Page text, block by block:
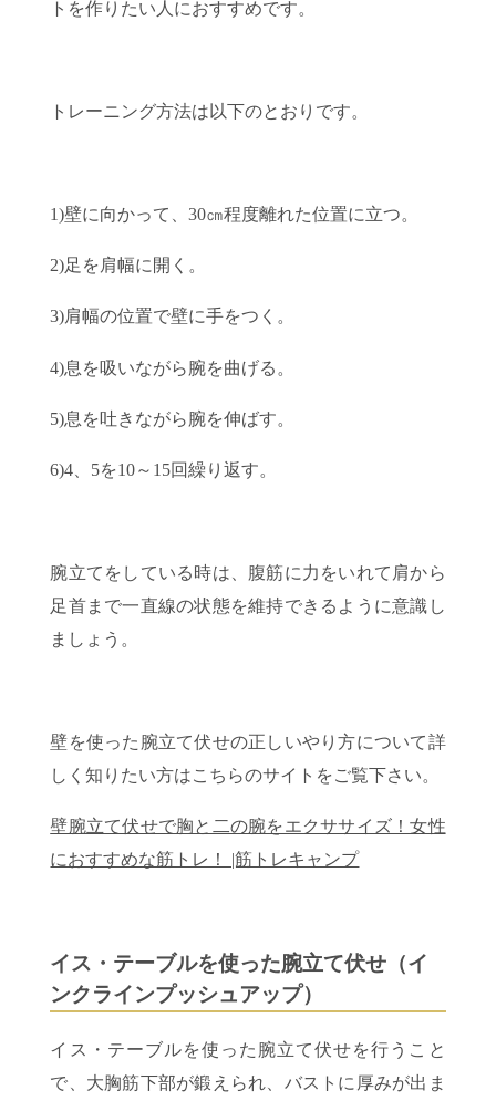
トを作りたい人におすすめです。
トレーニング方法は以下のとおりです。
1)壁に向かって、30㎝程度離れた位置に立つ。
2)足を肩幅に開く。
3)肩幅の位置で壁に手をつく。
4)息を吸いながら腕を曲げる。
5)息を吐きながら腕を伸ばす。
6)4、5を10～15回繰り返す。
腕立てをしている時は、腹筋に力をいれて肩から
足首まで一直線の状態を維持できるように意識し
ましょう。
壁を使った腕立て伏せの正しいやり方について詳
しく知りたい方はこちらのサイトをご覧下さい。
壁腕立て伏せで胸と二の腕をエクササイズ！女性
におすすめな筋トレ！ |筋トレキャンプ
イス・テーブルを使った腕立て伏せ（イ
ンクラインプッシュアップ）
イス・テーブルを使った腕立て伏せを行うこと
で、大胸筋下部が鍛えられ、バストに厚みが出ま